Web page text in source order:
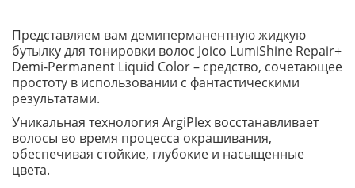
Представляем вам демиперманентную жидкую
бутылку для тонировки волос Joico LumiShine Repair+
Demi-Permanent Liquid Color – средство, сочетающее
простоту в использовании с фантастическими
результатами.
Уникальная технология ArgiPlex восстанавливает
волосы во время процесса окрашивания,
обеспечивая стойкие, глубокие и насыщенные
цвета.